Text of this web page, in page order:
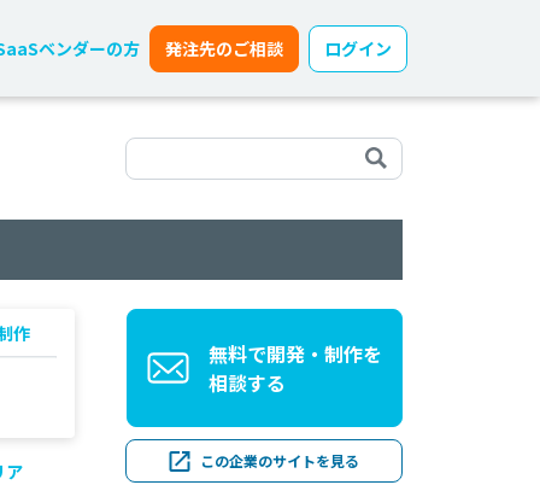
ベンダーの方 発注先のご相談 ログイン
作
ア
無料で開発・制作を
相談する
この企業のサイトを見る